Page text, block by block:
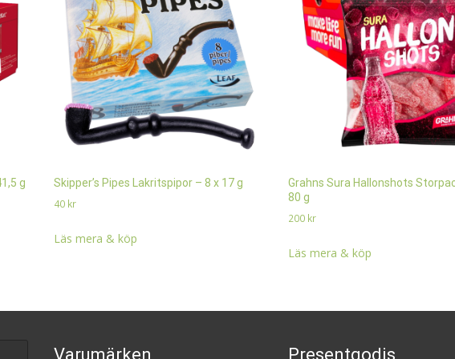
g Skipper’s Pipes Lakritspipor – 8 x 17 g
40 kr
Läs mera & köp
Grahns Sura Hallonshots
80 g
200 kr
Läs mera & köp
Varumärken Presentgodis